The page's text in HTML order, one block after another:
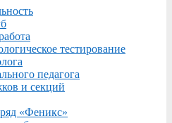
тестирование
педагога
и секций
«Феникс»